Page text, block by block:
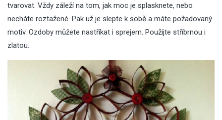
tvarovat. Vždy záleží na tom, jak moc je splasknete, nebo
necháte roztažené. Pak už je slepte k sobě a máte požadovaný
motiv. Ozdoby můžete nastříkat i sprejem. Použijte stříbrnou i
zlatou.